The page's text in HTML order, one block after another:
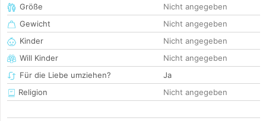
Größe
Nicht angegeben
Gewicht
Nicht angegeben
Kinder
Nicht angegeben
Will Kinder
Nicht angegeben
Für die Liebe umziehen?
Ja
Religion
Nicht angegeben